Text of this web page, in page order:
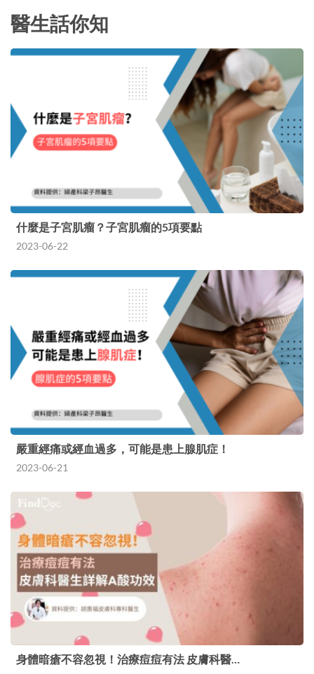
醫生話你知
什麼是子宮肌瘤？子宮肌瘤的5項要點
2023-06-22
嚴重經痛或經血過多，可能是患上腺肌症！
2023-06-21
身體暗瘡不容忽視！治療痘痘有法 皮膚科醫…